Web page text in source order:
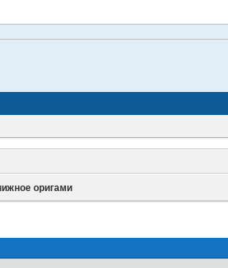
оригами